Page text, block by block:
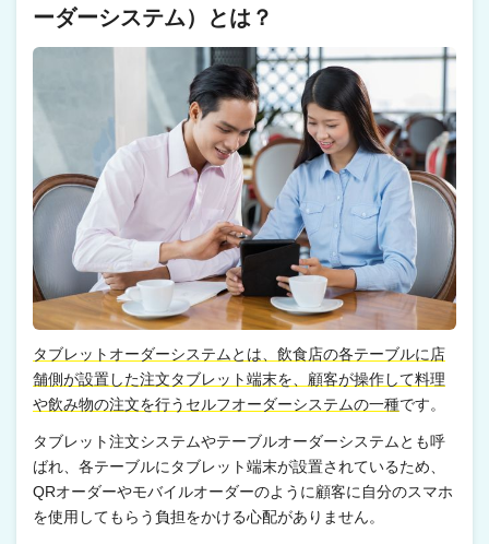
ーダーシステム）とは？
タブレットオーダーシステムとは、飲食店の各テーブルに店
舗側が設置した注文タブレット端末を、顧客が操作して料理
や飲み物の注文を行うセルフオーダーシステムの一種です。
タブレット注文システムやテーブルオーダーシステムとも呼
ばれ、各テーブルにタブレット端末が設置されているため、
QRオーダーやモバイルオーダーのように顧客に自分のスマホ
を使用してもらう負担をかける心配がありません。